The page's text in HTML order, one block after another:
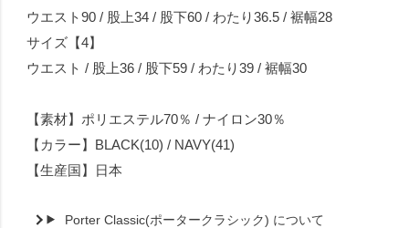
ウエスト90 / 股上34 / 股下60 / わたり36.5 / 裾幅28
サイズ【4】
ウエスト / 股上36 / 股下59 / わたり39 / 裾幅30
【素材】ポリエステル70％ / ナイロン30％
【カラー】BLACK(10) / NAVY(41)
【生産国】日本
Porter Classic(ポータークラシック) について